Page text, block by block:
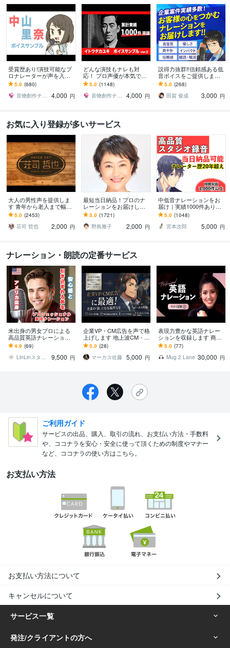
受賞歴あり!演技可能なプ
ロナレーターが声を入れ
ます おばあちゃんから子
供まで演技できる！ナレ
もCM受賞歴あり！
5.0 (680)
音物創作チーム「UMEX」
4,000 円
どんな演技もナレも対
応！ プロ声優が本気で演
じます イケボからおじい
ちゃんまで何役も対応！
安定したナレも最良！
5.0 (1148)
音物創作チーム「UMEX」
4,000 円
説得力抜群‼信頼感ある低
音ボイスをご提供します
【実績400件超】企業VP
等に最適な落ち着いたナ
レーション
5.0 (268)
田賀 俊成
3,000 円
お気に入り登録が多いサービス
大人の男性声を提供しま
す 青年から老人まで幅広
いニーズにお応えします
5.0 (2453)
荘司 哲也
2,000 円
最短当日納品！プロのナ
レーションをお届けしま
す 長文大歓迎！PR動画、
店舗案内アナウンス、音
声ガイダンスなど
5.0 (1721)
野島雅子
2,000 円
中低音ナレーションをお
届け｜実績1000件ありま
す 【無料修正１回】【50
0字まで5,000円】【即日
納品可能】
5.0 (1048)
宮本次郎
5,000 円
ナレーション・朗読の定番サービス
米出身の男女プロによる
高品質英語ナレーション
します まるで映画のワン
シーン！心に響く多彩な
声でコンテンツを彩る
4.9 (69)
LinLinスタジオ
9,500 円
企業VP・CM広告を声で格
上げします 地上波CM・T
V実績。信頼の中低音で映
像に説得力を
5.0 (28)
マーカス佐藤 5,000 円
表現力豊かな英語ナレー
ションを収録します 商用
フルパッケージ｜著作権
譲渡・無料修正込み
5.0 (77)
Mug 2 Lane 30,000 円
ご利用ガイド
サービスの出品、購入、取引の流れ、お支払い方法・手数料
や、ココナラを安心・安全に使って頂くための制度やマナー
など、ココナラの使い方はこちら。
お支払い方法
お支払い方法について
キャンセルについて